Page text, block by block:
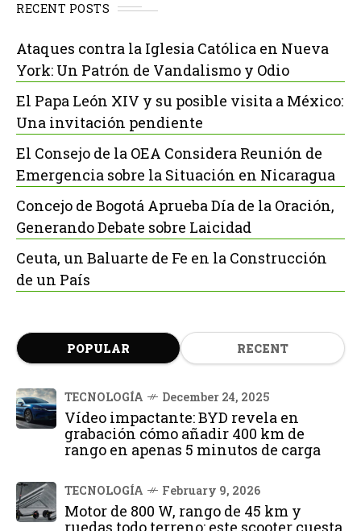
RECENT POSTS
Ataques contra la Iglesia Católica en Nueva
York: Un Patrón de Vandalismo y Odio
El Papa León XIV y su posible visita a México:
Una invitación pendiente
El Consejo de la OEA Considera Reunión de
Emergencia sobre la Situación en Nicaragua
Concejo de Bogotá Aprueba Día de la Oración,
Generando Debate sobre Laicidad
Ceuta, un Baluarte de Fe en la Construcción
de un País
POPULAR RECENT
TECNOLOGÍA December 24, 2025
Vídeo impactante: BYD revela en
grabación cómo añadir 400 km de
rango en apenas 5 minutos de carga
TECNOLOGÍA February 9, 2026
Motor de 800 W, rango de 45 km y
ruedas todo terreno: este scooter cuesta